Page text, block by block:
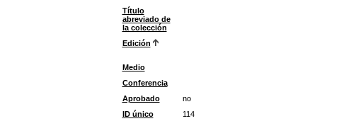
Título
abreviado de
la colección
Edición
Medio
Conferencia
Aprobado
no
ID único
114